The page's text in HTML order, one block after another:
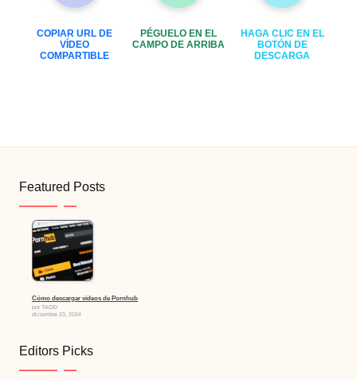
COPIAR URL DE
VÍDEO
COMPARTIBLE
PÉGUELO EN EL
CAMPO DE ARRIBA
HAGA CLIC EN EL
BOTÓN DE
DESCARGA
Featured Posts
Cómo descargar vídeos de Pornhub
por TikDD
diciembre 23, 2024
Editors Picks